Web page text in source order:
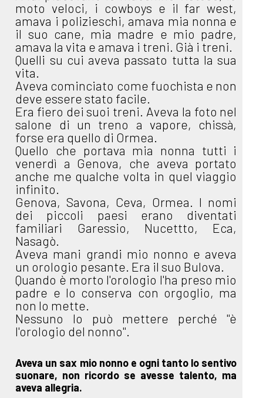
moto veloci, i cowboys e il far west,
amava i polizieschi, amava mia nonna e
il suo cane, mia madre e mio padre,
amava la vita e amava i treni. Già i treni.
Quelli su cui aveva passato tutta la sua
vita.
Aveva cominciato come fuochista e non
deve essere stato facile.
Era fiero dei suoi treni. Aveva la foto nel
salone di un treno a vapore, chissà,
forse era quello di Ormea.
Quello che portava mia nonna tutti i
venerdì a Genova, che aveva portato
anche me qualche volta in quel viaggio
infinito.
Genova, Savona, Ceva, Ormea. I nomi
dei piccoli paesi erano diventati
familiari Garessio, Nucettto, Eca,
Nasagò.
Aveva mani grandi mio nonno e aveva
un orologio pesante. Era il suo Bulova.
Quando è morto l'orologio l'ha preso mio
padre e lo conserva con orgoglio, ma
non lo mette.
Nessuno lo può mettere perché "è
l'orologio del nonno".
Aveva un sax mio nonno e ogni tanto lo sentivo
suonare, non ricordo se avesse talento, ma
aveva allegria.